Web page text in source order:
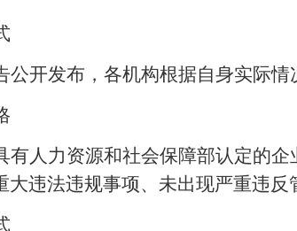
公开发布，各机构根据自身实际情
有人力资源和社会保障部认定的
大违法违规事项、未出现严重违反